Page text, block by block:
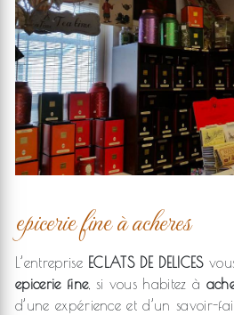
epicerie fine à acheres
L’entreprise ECLATS DE DELICES
epicerie fine, si vous habitez à
d’une expérience et d’un savoir-